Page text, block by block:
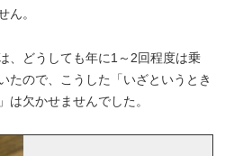
ん。
、どうしても年に1～2回程度は乗
たので、こうした「いざというとき
は欠かせませんでした。